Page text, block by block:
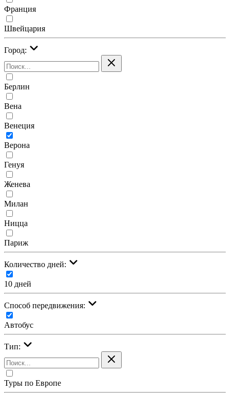
Франция
Швейцария
Город:
Берлин
Вена
Венеция
Верона
Генуя
Женева
Милан
Ницца
Париж
Количество дней:
10 дней
Cпособ передвижения:
Автобус
Тип:
Туры по Европе